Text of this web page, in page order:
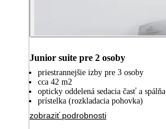
Junior suite pre 2 osoby
priestrannejšie izby pre 3 osoby
cca 42 m2
opticky oddelená sedacia časť a spálňa
prístelka (rozkladacia pohovka)
zobraziť podrobnosti